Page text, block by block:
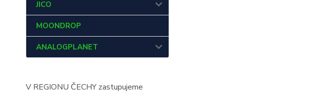
JICO
MOONDROP
ANALOGPLANET
V REGIONU ČECHY zastupujeme